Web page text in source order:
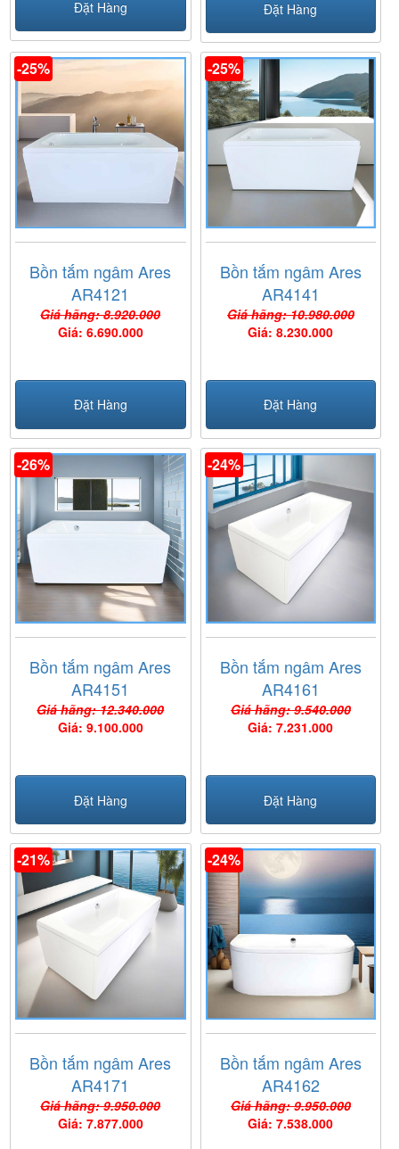
Đặt Hàng Đặt Hàng
-25%
Bồn tắm ngâm Ares
AR4121
Giá hãng: 8.920.000
Giá: 6.690.000
Đặt Hàng
-25%
Bồn tắm ngâm Ares
AR4141
Giá hãng: 10.980.000
Giá: 8.230.000
Đặt Hàng
-26%
Bồn tắm ngâm Ares
AR4151
Giá hãng: 12.340.000
Giá: 9.100.000
Đặt Hàng
-24%
Bồn tắm ngâm Ares
AR4161
Giá hãng: 9.540.000
Giá: 7.231.000
Đặt Hàng
-21%
Bồn tắm ngâm Ares
AR4171
Giá hãng: 9.950.000
Giá: 7.877.000
-24%
Bồn tắm ngâm Ares
AR4162
Giá hãng: 9.950.000
Giá: 7.538.000